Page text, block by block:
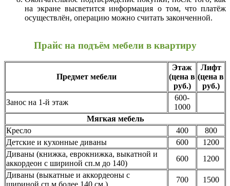
на экране высветится информация о том, что платёж
осуществлён, операцию можно считать законченной.
Прайс на подъём мебели в квартиру
Предмет мебели
Этаж
(цена в
руб.)
Лифт
(цена в
руб.)
Занос на 1-й этаж
600-
1000
Мягкая мебель
Кресло
400
800
Детские и кухонные диваны
600
1200
Диваны (книжка, еврокнижка, выкатной и
аккордеон с шириной сп.м до 140)
600
1200
Диваны (выкатные и аккордеоны с
шириной сп.м более 140 см.)
700
1500